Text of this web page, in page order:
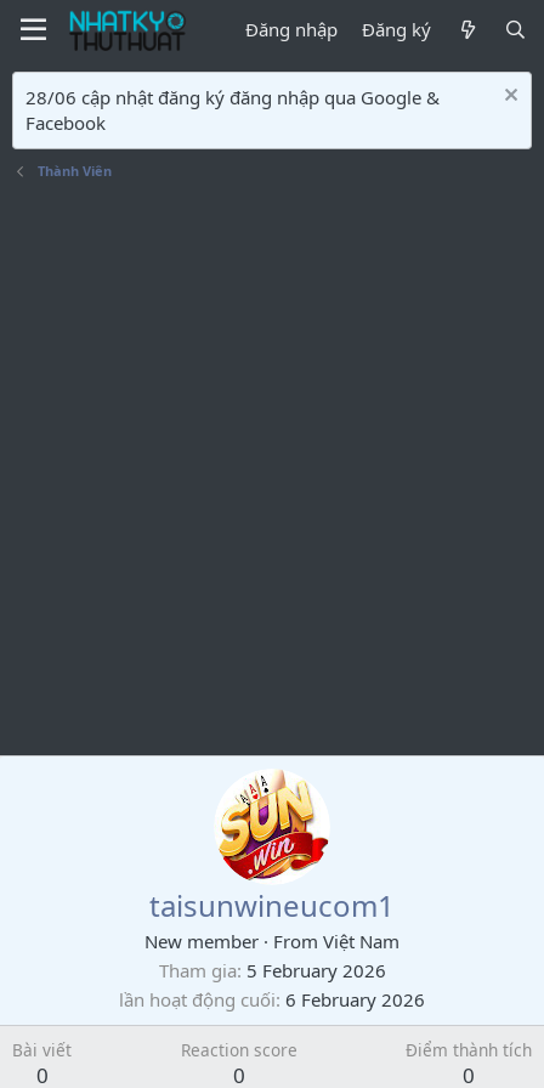
Đăng nhập Đăng ký
28/06 cập nhật đăng ký đăng nhập qua Google &
Facebook
Thành Viên
taisunwineucom1
New member · From Việt Nam
Tham gia 5 February 2026
lần hoạt động cuối 6 February 2026
Bài viết
0
Reaction score
0
Điểm thành tích
0